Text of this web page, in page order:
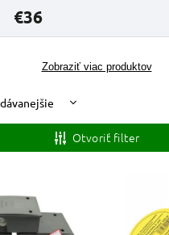
€36
Zobraziť viac produktov
Otvoriť filter